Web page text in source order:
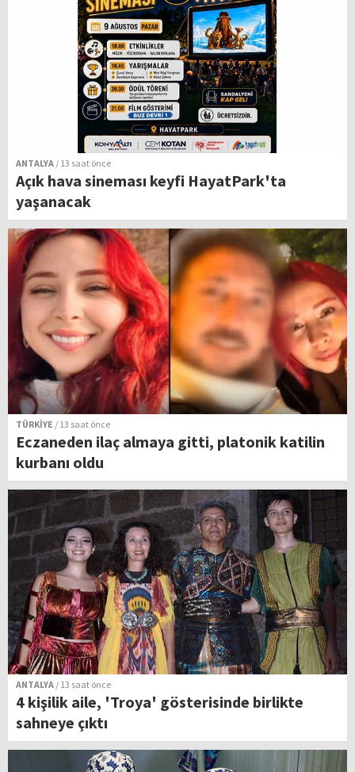
ANTALYA / 13 saat önce
Açık hava sineması keyfi HayatPark'ta
yaşanacak
TÜRKİYE / 13 saat önce
Eczaneden ilaç almaya gitti, platonik katilin
kurbanı oldu
ANTALYA / 13 saat önce
4 kişilik aile, 'Troya' gösterisinde birlikte
sahneye çıktı